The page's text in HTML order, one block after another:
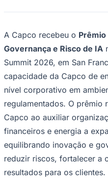
Anuncie no Portal
Novo
Publicidade Legal
Negócios Regionais
Turismo
Segurança Regional
Hospitais Estaduais
Parques & Represas
Cidades da Região
Santana de ParnaíbaOsasco
do Bom Jesus
Araçariguama
RochaFrancisco MoratoTaboão
Para Sua Empresa
Anuncie Regional
Guia de Empresas
Vagas na Região Novo
A Capco recebeu o Prêmio
Governança e Risco de IA
Summit 2026, em San
capacidade da Capco de
nível corporativo em
regulamentados. O prêmio
Capco ao auxiliar
financeiros e energia a
equilibrando inovação e
reduzir riscos, fortalecer a
resultados para os clientes.